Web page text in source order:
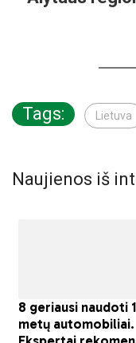
Tags: Lietuva
Naujienos iš